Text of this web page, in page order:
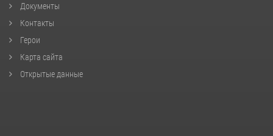
Документы
Контакты
Герои
Карта сайта
Открытые данные